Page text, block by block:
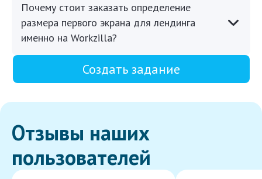
Почему стоит заказать определение
размера первого экрана для лендинга
именно на Workzilla?
Создать задание
Отзывы наших
пользователей